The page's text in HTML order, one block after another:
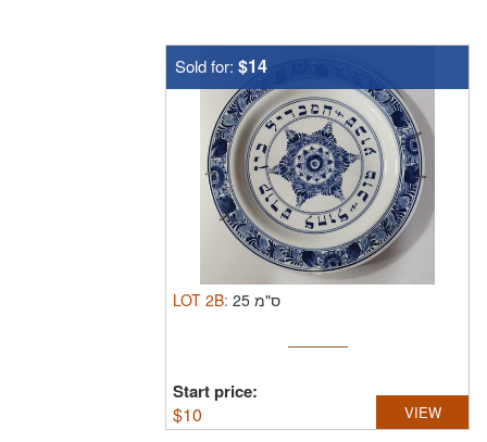
Sold for: $14
LOT 2B: 25 ס"מ
Start price:
$10 VIEW